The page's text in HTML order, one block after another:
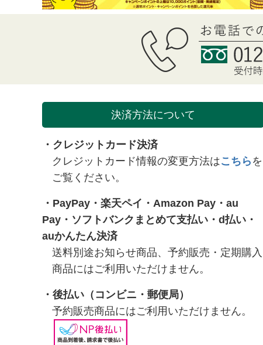
決済方法について
・クレジットカード決済
クレジットカード情報の変更方法はこちら を
ご覧ください。
・ PayPay ・ 楽天ペイ ・ Amazon Pay ・ au
Pay ・ ソフトバンクまとめて支払い ・ d払い ・
auかんたん決済
送料別途お知らせ商品、予約販売・定期購入
商品にはご利用いただけません。
・ 後払い（コンビニ・郵便局）
予約販売商品にはご利用いただけません。